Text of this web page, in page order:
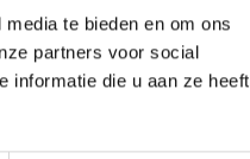
te bieden en om ons
partners voor social
informatie die u aan ze heeft